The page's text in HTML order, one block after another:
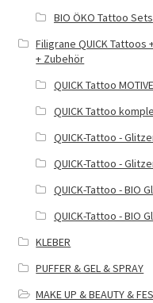
BIO ÖKO Tattoo Sets
Filigrane QUICK Tattoos
+ Zubehör
QUICK Tattoo MOTIVE
QUICK Tattoo
QUICK-Tattoo -
QUICK-Tattoo -
QUICK-Tattoo - BIO
QUICK-Tattoo - BIO
KLEBER
PUFFER & GEL & SPRAY
MAKE UP & BEAUTY &